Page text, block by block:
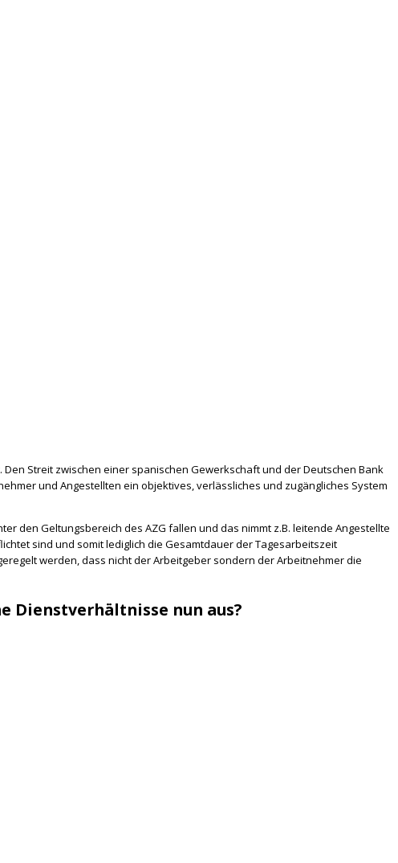
Streit zwischen einer spanischen Gewerkschaft und der Deutschen Bank
und Angestellten ein objektives, verlässliches und zugängliches System
den Geltungsbereich des AZG fallen und das nimmt z.B. leitende Angestellte
sind und somit lediglich die Gesamtdauer der Tagesarbeitszeit
werden, dass nicht der Arbeitgeber sondern der Arbeitnehmer die
Dienstverhältnisse nun aus?